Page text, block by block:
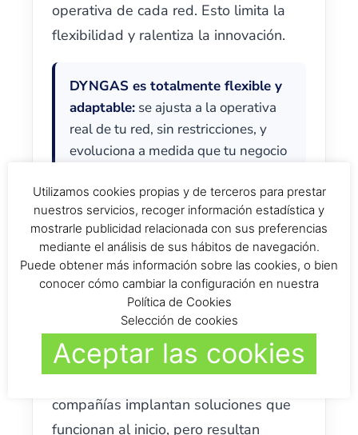
operativa de cada red. Esto limita la
flexibilidad y ralentiza la innovación.
DYNGAS es totalmente flexible y
adaptable: se ajusta a la operativa
real de tu red, sin restricciones, y
evoluciona a medida que tu negocio
ERROR 4
No planificar la
escalabilidad
El crecimiento de una red no debe
verse limitado por su software. Muchas
compañías implantan soluciones que
funcionan al inicio, pero resultan
Utilizamos cookies propias y de terceros para prestar
nuestros servicios, recoger información estadística y
mostrarle publicidad relacionada con sus preferencias
mediante el análisis de sus hábitos de navegación.
Puede obtener más información sobre las cookies, o bien
conocer cómo cambiar la configuración en nuestra
Política de Cookies
Selección de cookies
Aceptar las cookies